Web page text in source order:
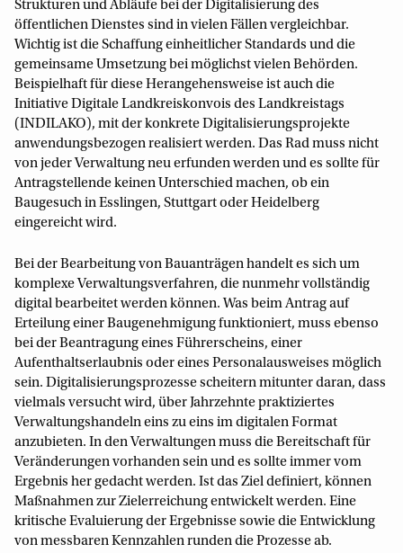
Strukturen und Abläufe bei der Digitalisierung des
öffentlichen Dienstes sind in vielen Fällen vergleichbar.
Wichtig ist die Schaffung einheitlicher Standards und die
gemeinsame Umsetzung bei möglichst vielen Behörden.
Beispielhaft für diese Herangehensweise ist auch die
Initiative Digitale Landkreiskonvois des Landkreistags
(INDILAKO), mit der konkrete Digitalisierungsprojekte
anwendungsbezogen realisiert werden. Das Rad muss nicht
von jeder Verwaltung neu erfunden werden und es sollte für
Antragstellende keinen Unterschied machen, ob ein
Baugesuch in Esslingen, Stuttgart oder Heidelberg
eingereicht wird.
Bei der Bearbeitung von Bauanträgen handelt es sich um
komplexe Verwaltungsverfahren, die nunmehr vollständig
digital bearbeitet werden können. Was beim Antrag auf
Erteilung einer Baugenehmigung funktioniert, muss ebenso
bei der Beantragung eines Führerscheins, einer
Aufenthaltserlaubnis oder eines Personalausweises möglich
sein. Digitalisierungsprozesse scheitern mitunter daran, dass
vielmals versucht wird, über Jahrzehnte praktiziertes
Verwaltungshandeln eins zu eins im digitalen Format
anzubieten. In den Verwaltungen muss die Bereitschaft für
Veränderungen vorhanden sein und es sollte immer vom
Ergebnis her gedacht werden. Ist das Ziel definiert, können
Maßnahmen zur Zielerreichung entwickelt werden. Eine
kritische Evaluierung der Ergebnisse sowie die Entwicklung
von messbaren Kennzahlen runden die Prozesse ab.